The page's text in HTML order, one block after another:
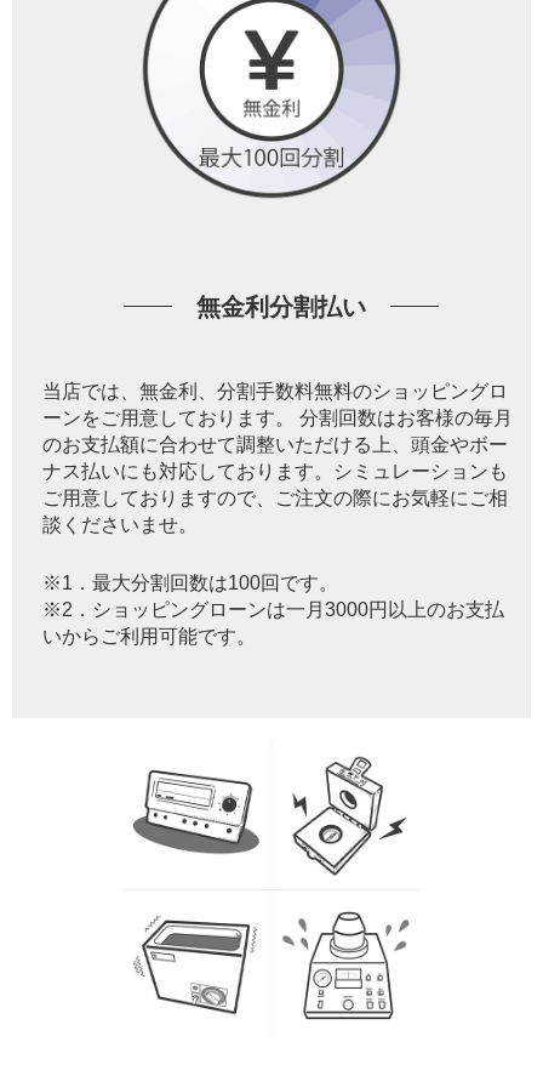
無金利分割払い
当店では、無金利、分割手数料無料のショッピングロ
ーンをご用意しております。 分割回数はお客様の毎月
のお支払額に合わせて調整いただける上、頭金やボー
ナス払いにも対応しております。シミュレーションも
ご用意しておりますので、ご注文の際にお気軽にご相
談くださいませ。
※1．最大分割回数は100回です。
※2．ショッピングローンは一月3000円以上のお支払
いからご利用可能です。